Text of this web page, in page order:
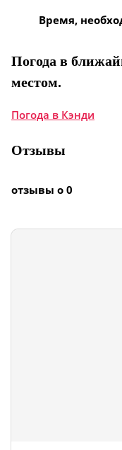
Время,
Погода в
местом.
Погода в Кэнди
Отзывы
отзывы о 0